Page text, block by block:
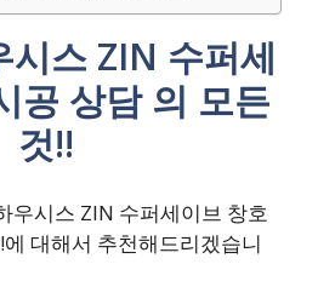
시스 ZIN 수퍼세
공 상담 의 모든
것!!
우시스 ZIN 수퍼세이브 창호
대해서 추천해드리겠습니